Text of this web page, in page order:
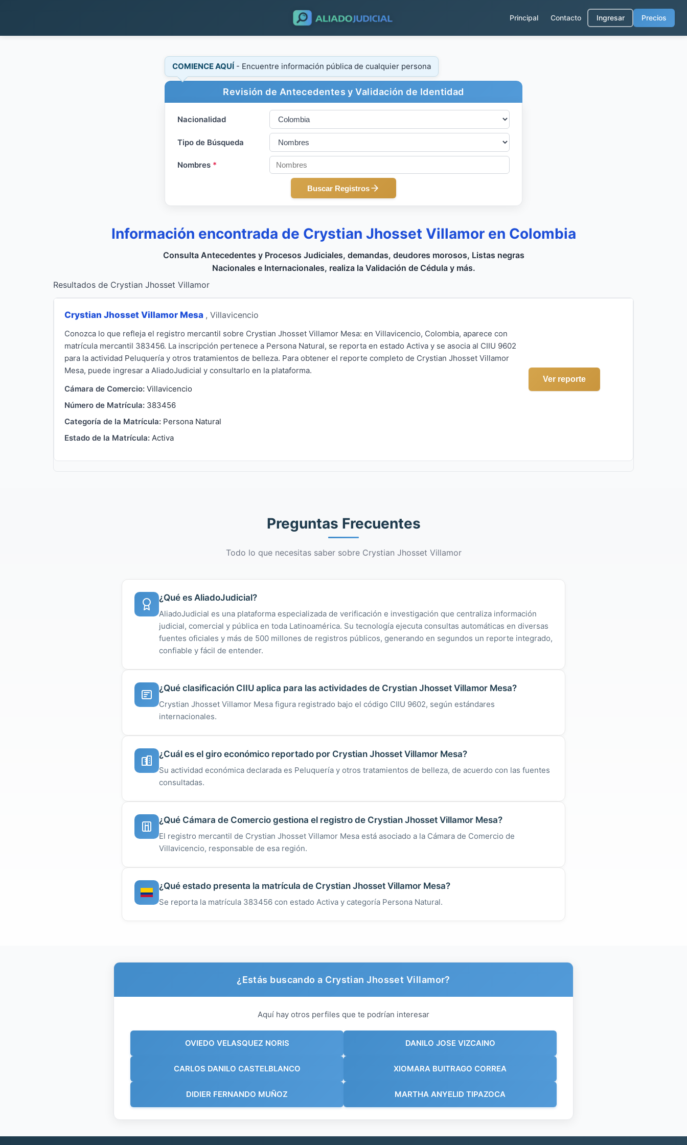
Principal Contacto Ingresar Precios
COMIENCE AQUÍ - Encuentre información pública de cualquier persona
Revisión de Antecedentes y Validación de Identidad
Nacionalidad
Tipo de Búsqueda
Nombres *
Buscar Registros
Información encontrada de Crystian Jhosset Villamor en Colombia
Consulta Antecedentes y Procesos Judiciales, demandas, deudores morosos, Listas negras
Nacionales e Internacionales, realiza la Validación de Cédula y más.
Resultados de Crystian Jhosset Villamor
Crystian Jhosset Villamor Mesa , Villavicencio
Conozca lo que refleja el registro mercantil sobre Crystian Jhosset Villamor Mesa: en Villavicencio, Colombia, aparece con
matrícula mercantil 383456. La inscripción pertenece a Persona Natural, se reporta en estado Activa y se asocia al CIIU 9602
para la actividad Peluquería y otros tratamientos de belleza. Para obtener el reporte completo de Crystian Jhosset Villamor
Mesa, puede ingresar a AliadoJudicial y consultarlo en la plataforma.
Cámara de Comercio: Villavicencio
Número de Matrícula: 383456
Categoría de la Matrícula: Persona Natural
Estado de la Matrícula: Activa
Ver reporte
Preguntas Frecuentes
Todo lo que necesitas saber sobre Crystian Jhosset Villamor
¿Qué es AliadoJudicial?
AliadoJudicial es una plataforma especializada de verificación e investigación que centraliza información
judicial, comercial y pública en toda Latinoamérica. Su tecnología ejecuta consultas automáticas en diversas
fuentes oficiales y más de 500 millones de registros públicos, generando en segundos un reporte integrado,
confiable y fácil de entender.
¿Qué clasificación CIIU aplica para las actividades de Crystian Jhosset Villamor Mesa?
Crystian Jhosset Villamor Mesa figura registrado bajo el código CIIU 9602, según estándares
internacionales.
¿Cuál es el giro económico reportado por Crystian Jhosset Villamor Mesa?
Su actividad económica declarada es Peluquería y otros tratamientos de belleza, de acuerdo con las fuentes
consultadas.
¿Qué Cámara de Comercio gestiona el registro de Crystian Jhosset Villamor Mesa?
El registro mercantil de Crystian Jhosset Villamor Mesa está asociado a la Cámara de Comercio de
Villavicencio, responsable de esa región.
¿Qué estado presenta la matrícula de Crystian Jhosset Villamor Mesa?
Se reporta la matrícula 383456 con estado Activa y categoría Persona Natural.
¿Estás buscando a Crystian Jhosset Villamor?
Aquí hay otros perfiles que te podrían interesar
OVIEDO VELASQUEZ NORIS
CARLOS DANILO CASTELBLANCO
DIDIER FERNANDO MUÑOZ
DANILO JOSE VIZCAINO
XIOMARA BUITRAGO CORREA
MARTHA ANYELID TIPAZOCA